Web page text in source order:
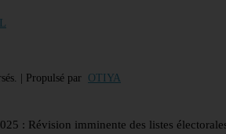
| Propulsé par OTIYA
: Révision imminente des listes